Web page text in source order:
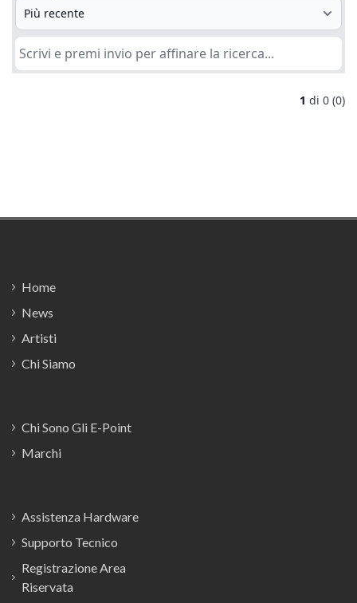
1 di 0 (0)
Home
News
Artisti
Chi Siamo
Chi Sono Gli E-Point
Marchi
Assistenza Hardware
Supporto Tecnico
Registrazione Area
Riservata